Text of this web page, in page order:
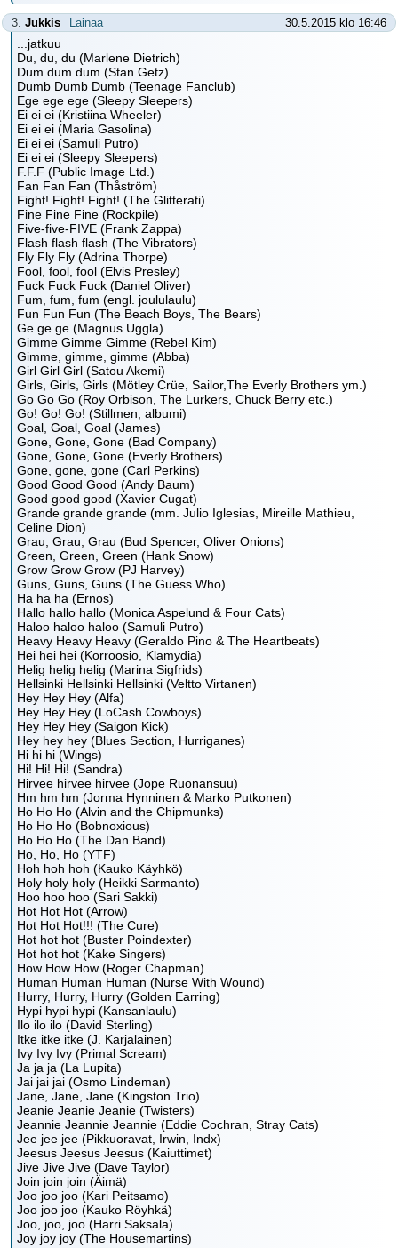
3. Jukkis Lainaa 30.5.2015 klo 16:46
...jatkuu
Du, du, du (Marlene Dietrich)
Dum dum dum (Stan Getz)
Dumb Dumb Dumb (Teenage Fanclub)
Ege ege ege (Sleepy Sleepers)
Ei ei ei (Kristiina Wheeler)
Ei ei ei (Maria Gasolina)
Ei ei ei (Samuli Putro)
Ei ei ei (Sleepy Sleepers)
F.F.F (Public Image Ltd.)
Fan Fan Fan (Thåström)
Fight! Fight! Fight! (The Glitterati)
Fine Fine Fine (Rockpile)
Five-five-FIVE (Frank Zappa)
Flash flash flash (The Vibrators)
Fly Fly Fly (Adrina Thorpe)
Fool, fool, fool (Elvis Presley)
Fuck Fuck Fuck (Daniel Oliver)
Fum, fum, fum (engl. joululaulu)
Fun Fun Fun (The Beach Boys, The Bears)
Ge ge ge (Magnus Uggla)
Gimme Gimme Gimme (Rebel Kim)
Gimme, gimme, gimme (Abba)
Girl Girl Girl (Satou Akemi)
Girls, Girls, Girls (Mötley Crüe, Sailor,The Everly Brothers ym.)
Go Go Go (Roy Orbison, The Lurkers, Chuck Berry etc.)
Go! Go! Go! (Stillmen, albumi)
Goal, Goal, Goal (James)
Gone, Gone, Gone (Bad Company)
Gone, Gone, Gone (Everly Brothers)
Gone, gone, gone (Carl Perkins)
Good Good Good (Andy Baum)
Good good good (Xavier Cugat)
Grande grande grande (mm. Julio Iglesias, Mireille Mathieu,
Celine Dion)
Grau, Grau, Grau (Bud Spencer, Oliver Onions)
Green, Green, Green (Hank Snow)
Grow Grow Grow (PJ Harvey)
Guns, Guns, Guns (The Guess Who)
Ha ha ha (Ernos)
Hallo hallo hallo (Monica Aspelund & Four Cats)
Haloo haloo haloo (Samuli Putro)
Heavy Heavy Heavy (Geraldo Pino & The Heartbeats)
Hei hei hei (Korroosio, Klamydia)
Helig helig helig (Marina Sigfrids)
Hellsinki Hellsinki Hellsinki (Veltto Virtanen)
Hey Hey Hey (Alfa)
Hey Hey Hey (LoCash Cowboys)
Hey Hey Hey (Saigon Kick)
Hey hey hey (Blues Section, Hurriganes)
Hi hi hi (Wings)
Hi! Hi! Hi! (Sandra)
Hirvee hirvee hirvee (Jope Ruonansuu)
Hm hm hm (Jorma Hynninen & Marko Putkonen)
Ho Ho Ho (Alvin and the Chipmunks)
Ho Ho Ho (Bobnoxious)
Ho Ho Ho (The Dan Band)
Ho, Ho, Ho (YTF)
Hoh hoh hoh (Kauko Käyhkö)
Holy holy holy (Heikki Sarmanto)
Hoo hoo hoo (Sari Sakki)
Hot Hot Hot (Arrow)
Hot Hot Hot!!! (The Cure)
Hot hot hot (Buster Poindexter)
Hot hot hot (Kake Singers)
How How How (Roger Chapman)
Human Human Human (Nurse With Wound)
Hurry, Hurry, Hurry (Golden Earring)
Hypi hypi hypi (Kansanlaulu)
Ilo ilo ilo (David Sterling)
Itke itke itke (J. Karjalainen)
Ivy Ivy Ivy (Primal Scream)
Ja ja ja (La Lupita)
Jai jai jai (Osmo Lindeman)
Jane, Jane, Jane (Kingston Trio)
Jeanie Jeanie Jeanie (Twisters)
Jeannie Jeannie Jeannie (Eddie Cochran, Stray Cats)
Jee jee jee (Pikkuoravat, Irwin, Indx)
Jeesus Jeesus Jeesus (Kaiuttimet)
Jive Jive Jive (Dave Taylor)
Join join join (Äimä)
Joo joo joo (Kari Peitsamo)
Joo joo joo (Kauko Röyhkä)
Joo, joo, joo (Harri Saksala)
Joy joy joy (The Housemartins)